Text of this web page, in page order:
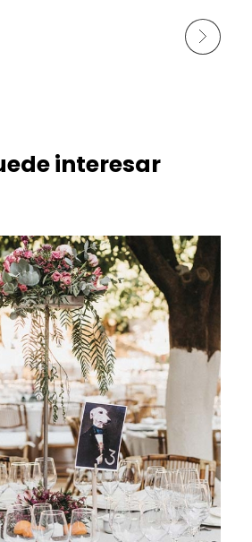
interesar